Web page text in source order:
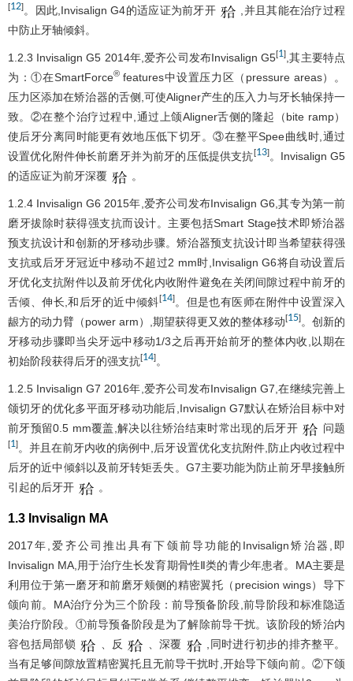
[12] 。因此,Invisalign G4的适应证为前牙开
,并且其能在治疗过程
中防止牙轴倾斜。
1.2.3 Invisalign G5 2014年,爱齐公司发布Invisalign G5[1] ,其主要特点
为：①在SmartForce®features中设置压力区（pressure areas）。
压力区添加在矫治器的舌侧,可使Aligner产生的压入力与牙长轴保持一
致。②在整个治疗过程中,通过上颌Aligner舌侧的隆起（bite ramp）
使后牙分离同时能更有效地压低下切牙。③在整平Spee曲线时,通过
设置优化附件伸长前磨牙并为前牙的压低提供支抗[13]。Invisalign G5
的适应证为前牙深覆
。
1.2.4 Invisalign G6 2015年,爱齐公司发布Invisalign G6,其专为第一前
磨牙拔除时获得强支抗而设计。主要包括Smart Stage技术即矫治器
预支抗设计和创新的牙移动步骤。矫治器预支抗设计即当希望获得强
支抗或后牙牙冠近中移动不超过2 mm时,Invisalign G6将自动设置后
牙优化支抗附件以及前牙优化内收附件避免在关闭间隙过程中前牙的
舌倾、伸长,和后牙的近中倾斜[14]。但是也有医师在附件中设置深入
龈方的动力臂（power arm）,期望获得更又效的整体移动[15] 。创新的
牙移动步骤即当尖牙远中移动1/3之后再开始前牙的整体内收,以期在
初始阶段获得后牙的强支抗[14] 。
1.2.5 Invisalign G7 2016年,爱齐公司发布Invisalign G7,在继续完善上
颌切牙的优化多平面牙移动功能后,Invisalign G7默认在矫治目标中对
前牙预留0.5 mm覆盖,解决以往矫治结束时常出现的后牙开
问题
[1] 。并且在前牙内收的病例中,后牙设置优化支抗附件,防止内收过程中
后牙的近中倾斜以及前牙转矩丢失。G7主要功能为防止前牙早接触所
引起的后牙开
。
1.3 Invisalign MA
2017年,爱齐公司推出具有下颌前导功能的Invisalign矫治器,即
Invisalign MA,用于治疗生长发育期骨性Ⅱ类的青少年患者。MA主要是
利用位于第一磨牙和前磨牙颊侧的精密翼托（precision wings）导下
颌向前。MA治疗分为三个阶段：前导预备阶段,前导阶段和标准隐适
美治疗阶段。①前导预备阶段是为了解除前导干扰。该阶段的矫治内
容包括局部锁
、反 、深覆
,同时进行初步的排齐整平。
当有足够间隙放置精密翼托且无前导干扰时,开始导下颌向前。②下颌